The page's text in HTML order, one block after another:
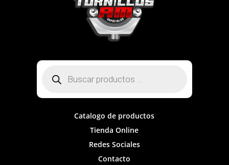
productos
Catalogo de productos
Tienda Online
Redes Sociales
Contacto